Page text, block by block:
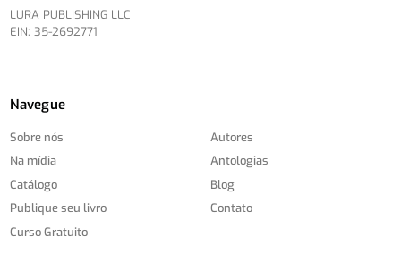
LURA PUBLISHING LLC
EIN: 35-2692771
Navegue
Sobre nós
Na mídia
Catálogo
Publique seu livro
Curso Gratuito
Autores
Antologias
Blog
Contato